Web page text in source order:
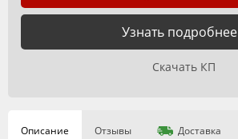
Узнать подробнее
Скачать КП
Описание Отзывы Доставка